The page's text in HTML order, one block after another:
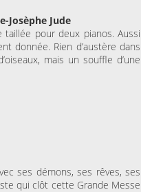
Josèphe Jude
taillée pour deux pianos. Aussi
donnée. Rien d’austère dans
mais un souffle d’une
ses démons, ses rêves, ses
qui clôt cette Grande Messe